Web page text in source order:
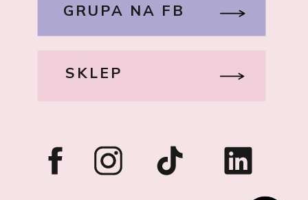
GRUPA NA FB
SKLEP